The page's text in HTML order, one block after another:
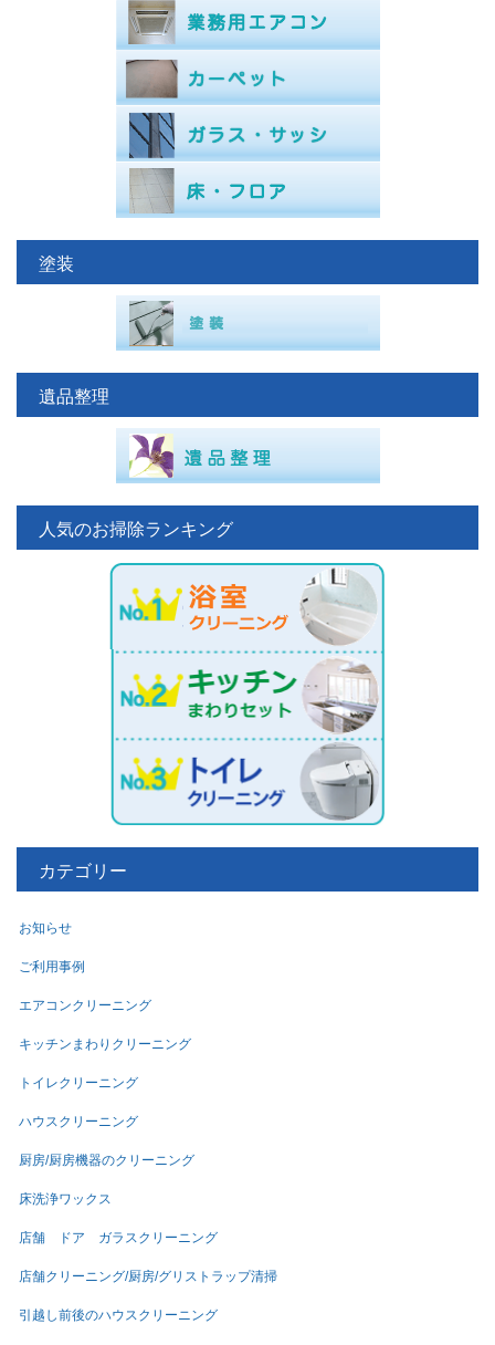
塗装
遺品整理
人気のお掃除ランキング
カテゴリー
お知らせ
ご利用事例
エアコンクリーニング
キッチンまわりクリーニング
トイレクリーニング
ハウスクリーニング
厨房/厨房機器のクリーニング
床洗浄ワックス
店舗 ドア ガラスクリーニング
店舗クリーニング/厨房/グリストラップ清掃
引越し前後のハウスクリーニング